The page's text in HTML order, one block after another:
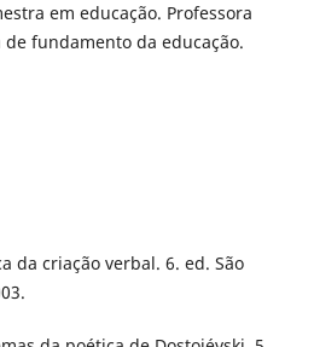
em educação. Professora
de fundamento da educação.
da criação verbal. 6. ed. São